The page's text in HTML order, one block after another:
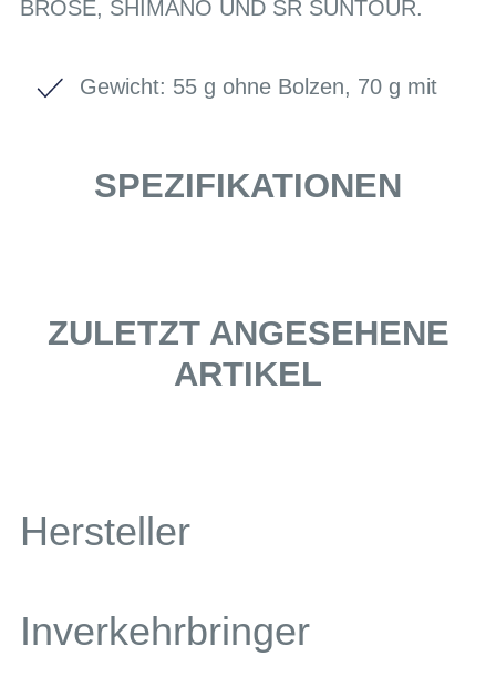
BROSE, SHIMANO UND SR SUNTOUR.
Gewicht: 55 g ohne Bolzen, 70 g mit
SPEZIFIKATIONEN
ZULETZT ANGESEHENE
ARTIKEL
Hersteller
Inverkehrbringer